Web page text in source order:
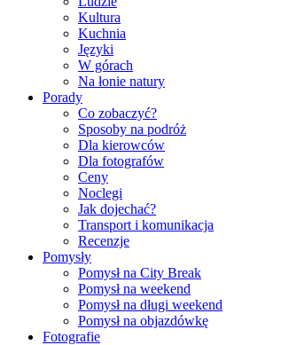
Kultura
Kuchnia
Języki
W górach
Na łonie natury
Porady
Co zobaczyć?
Sposoby na podróż
Dla kierowców
Dla fotografów
Ceny
Noclegi
Jak dojechać?
Transport i komunikacja
Recenzje
Pomysły
Pomysł na City Break
Pomysł na weekend
Pomysł na długi weekend
Pomysł na objazdówkę
Fotografie